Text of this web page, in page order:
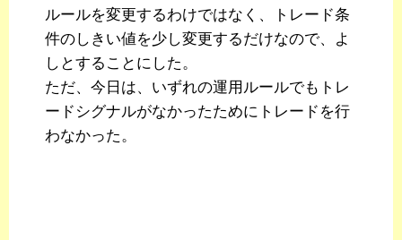
ルールを変更するわけではなく、トレード条
件のしきい値を少し変更するだけなので、よ
しとすることにした。
ただ、今日は、いずれの運用ルールでもトレ
ードシグナルがなかったためにトレードを行
わなかった。